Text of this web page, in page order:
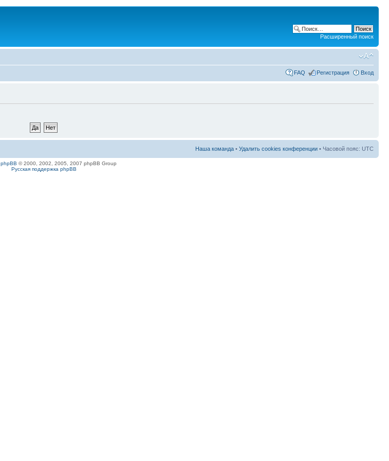
Расширенный поиск
FAQ Регистрация Вход
Наша команда • Удалить cookies конференции • Часовой пояс: UTC
phpBB © 2000, 2002, 2005, 2007 phpBB Group
Русская поддержка phpBB